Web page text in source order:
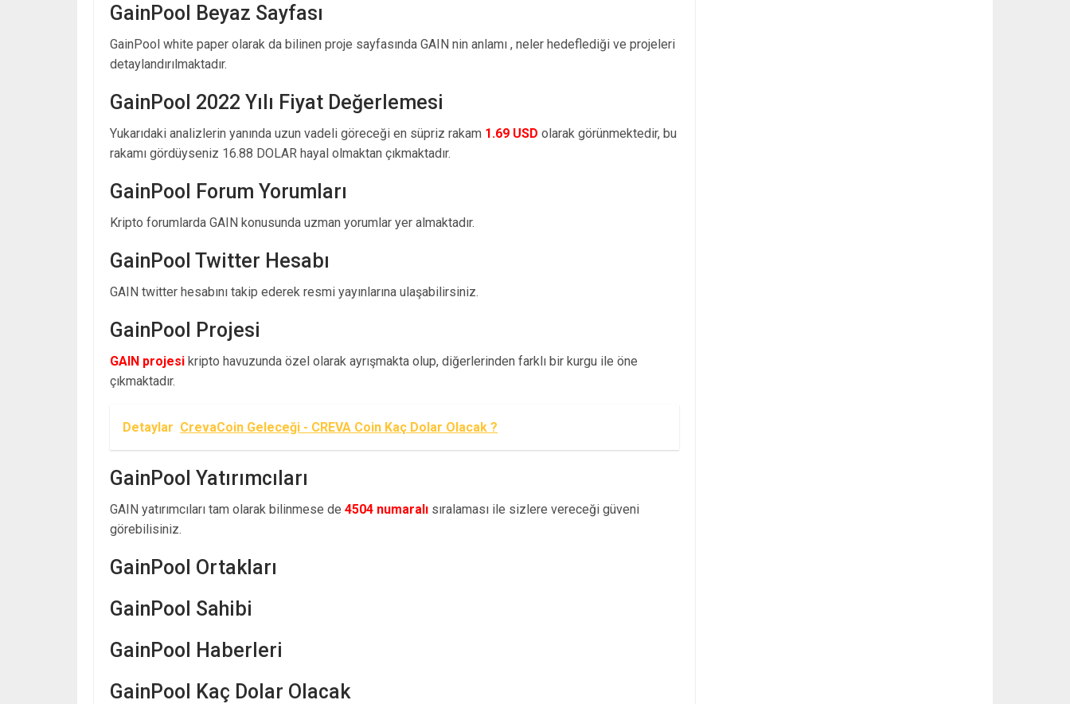
GainPool Beyaz Sayfası
GainPool white paper olarak da bilinen proje sayfasında GAIN nin anlamı , neler hedeflediği ve projeleri
detaylandırılmaktadır.
GainPool 2022 Yılı Fiyat Değerlemesi
Yukarıdaki analizlerin yanında uzun vadeli göreceği en süpriz rakam 1.69 USD olarak görünmektedir, bu
rakamı gördüyseniz 16.88 DOLAR hayal olmaktan çıkmaktadır.
GainPool Forum Yorumları
Kripto forumlarda GAIN konusunda uzman yorumlar yer almaktadır.
GainPool Twitter Hesabı
GAIN twitter hesabını takip ederek resmi yayınlarına ulaşabilirsiniz.
GainPool Projesi
GAIN projesi kripto havuzunda özel olarak ayrışmakta olup, diğerlerinden farklı bir kurgu ile öne
çıkmaktadır.
Detaylar CrevaCoin Geleceği - CREVA Coin Kaç Dolar Olacak ?
GainPool Yatırımcıları
GAIN yatırımcıları tam olarak bilinmese de 4504 numaralı sıralaması ile sizlere vereceği güveni
görebilisiniz.
GainPool Ortakları
GainPool Sahibi
GainPool Haberleri
GainPool Kaç Dolar Olacak